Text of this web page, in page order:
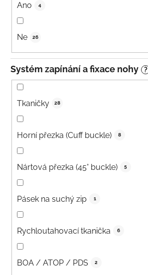
Ano 4
Ne 26
Systém zapínání a fixace nohy ?
Tkaničky 28
Horní přezka (Cuff buckle) 8
Nártová přezka (45° buckle) 5
Pásek na suchý zip 1
Rychloutahovací tkanička 6
BOA / ATOP / PDS 2